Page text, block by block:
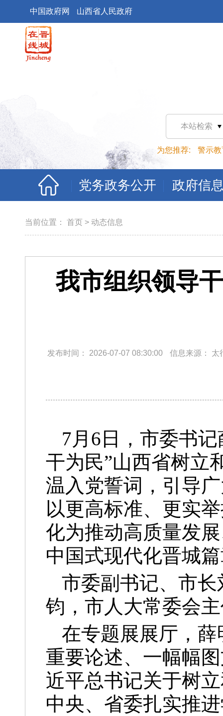
中国政府网 山西省人民政府
本站检索
为您推荐: 警示教
党务政务公开 政府信
当前位置： 首页 > 动态信息
我市组织领导
发布时间： 2026-07-07 08:30:00 信息来源： 太
7月6日，市委书
干为民”山西省树立
温入党誓词，引导
以更高标准、更实
化为推动高质量发
中国式现代化晋城
市委副书记、市
钧，市人大常委会
在专题展展厅，
重要论述、一幅幅
近平总书记关于树
中央、省委扎实推